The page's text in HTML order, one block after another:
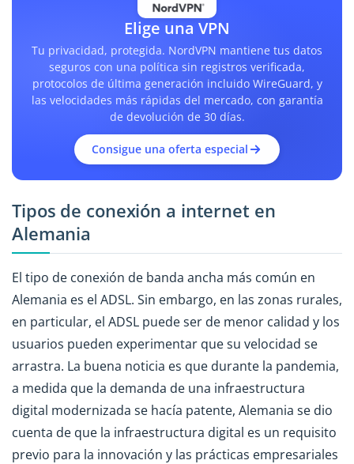
Elige una VPN
Tu privacidad, protegida. NordVPN mantiene tus datos
seguros con una política sin registros verificada,
protocolos de última generación incluido WireGuard, y
las velocidades más rápidas del mercado, con garantía
de devolución de 30 días.
Consigue una oferta especial
Tipos de conexión a internet en
Alemania
El tipo de conexión de banda ancha más común en
Alemania es el ADSL. Sin embargo, en las zonas rurales,
en particular, el ADSL puede ser de menor calidad y los
usuarios pueden experimentar que su velocidad se
arrastra. La buena noticia es que durante la pandemia,
a medida que la demanda de una infraestructura
digital modernizada se hacía patente, Alemania se dio
cuenta de que la infraestructura digital es un requisito
previo para la innovación y las prácticas empresariales